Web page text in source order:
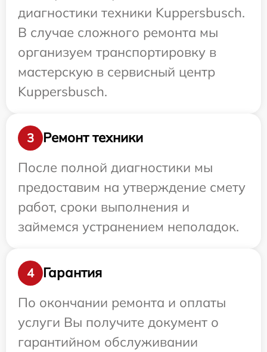
диагностики техники Kuppersbusch.
В случае сложного ремонта мы
организуем транспортировку в
мастерскую в сервисный центр
Kuppersbusch.
3
Ремонт техники
После полной диагностики мы
предоставим на утверждение смету
работ, сроки выполнения и
займемся устранением неполадок.
4
Гарантия
По окончании ремонта и оплаты
услуги Вы получите документ о
гарантийном обслуживании